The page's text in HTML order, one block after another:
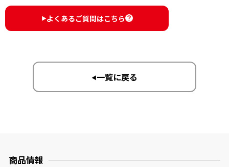
▶︎よくあるご質問はこちら
▶︎一覧に戻る
商品情報